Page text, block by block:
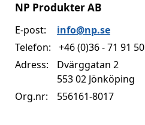
NP Produkter AB
E-post:
info@np.se
Telefon:
+46 (0)36 - 71 91 50
Adress:
Dvärggatan 2
553 02 Jönköping
Org.nr:
556161-8017